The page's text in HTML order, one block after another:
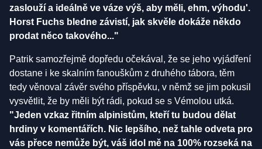
zaslouží a ideálně ve váze výš, aby měli, ehm, výhodu'.
Horst Fuchs bledne závistí, jak skvěle dokáže někdo
prodat něco takového..."
Patrik samozřejmě dopředu očekával, že se jeho vyjádření
dostane i ke skalním fanouškům z druhého tábora, těm
tedy věnoval závěr svého příspěvku, v němž se jim pokusil
vysvětlit, že by měli být rádi, pokud se s Vémolou utká.
"Jeden vzkaz řitním alpinistům, kteří tu budou dělat
hrdiny v komentářích. Nic lepšího, než tahle odveta pro
vás přece nemůže být, váš idol mě na 100% rozseká na